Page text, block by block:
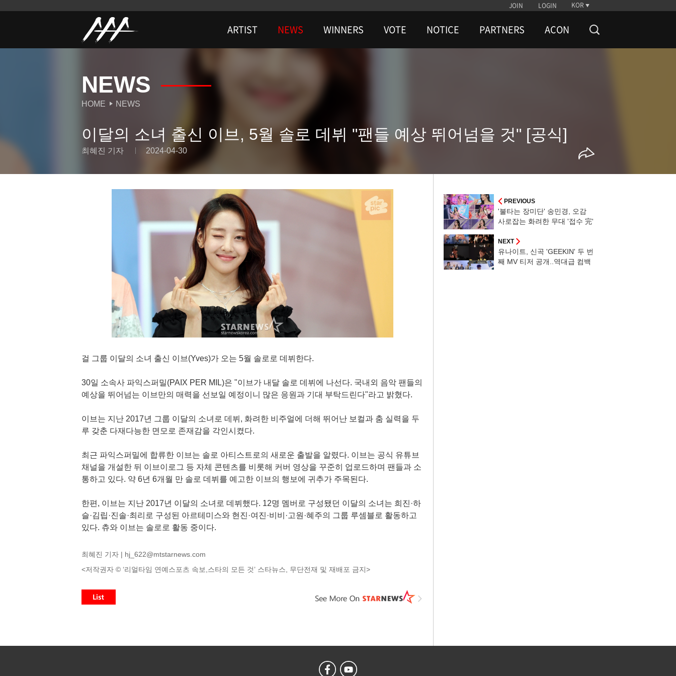
JOIN LOGIN KOR
ARTIST NEWS WINNERS VOTE NOTICE PARTNERS ACON
NEWS
HOME NEWS
이달의 소녀 출신 이브, 5월 솔로 데뷔 "팬들 예상 뛰어넘을 것" [공식]
최혜진 기자 2024-04-30
걸 그룹 이달의 소녀 출신 이브(Yves)가 오는 5월 솔로로 데뷔한다.
30일 소속사 파익스퍼밀(PAIX PER MIL)은 "이브가 내달 솔로 데뷔에 나선다. 국내외 음악 팬들의
예상을 뛰어넘는 이브만의 매력을 선보일 예정이니 많은 응원과 기대 부탁드린다"라고 밝혔다.
이브는 지난 2017년 그룹 이달의 소녀로 데뷔, 화려한 비주얼에 더해 뛰어난 보컬과 춤 실력을 두
루 갖춘 다재다능한 면모로 존재감을 각인시켰다.
최근 파익스퍼밀에 합류한 이브는 솔로 아티스트로의 새로운 출발을 알렸다. 이브는 공식 유튜브
채널을 개설한 뒤 이브이로그 등 자체 콘텐츠를 비롯해 커버 영상을 꾸준히 업로드하며 팬들과 소
통하고 있다. 약 6년 6개월 만 솔로 데뷔를 예고한 이브의 행보에 귀추가 주목된다.
한편, 이브는 지난 2017년 이달의 소녀로 데뷔했다. 12명 멤버로 구성됐던 이달의 소녀는 희진·하
슬·김립·진솔·최리로 구성된 아르테미스와 현진·여진·비비·고원·혜주의 그룹 루셈블로 활동하고
있다. 츄와 이브는 솔로로 활동 중이다.
최혜진 기자 | hj_622@mtstarnews.com
<저작권자 © ‘리얼타임 연예스포츠 속보,스타의 모든 것’ 스타뉴스, 무단전재 및 재배포 금지>
PREVIOUS
'불타는 장미단' 송민경, 오감
사로잡는 화려한 무대 '접수 完'
NEXT
유나이트, 신곡 'GEEKIN' 두 번
째 MV 티저 공개..역대급 컴백